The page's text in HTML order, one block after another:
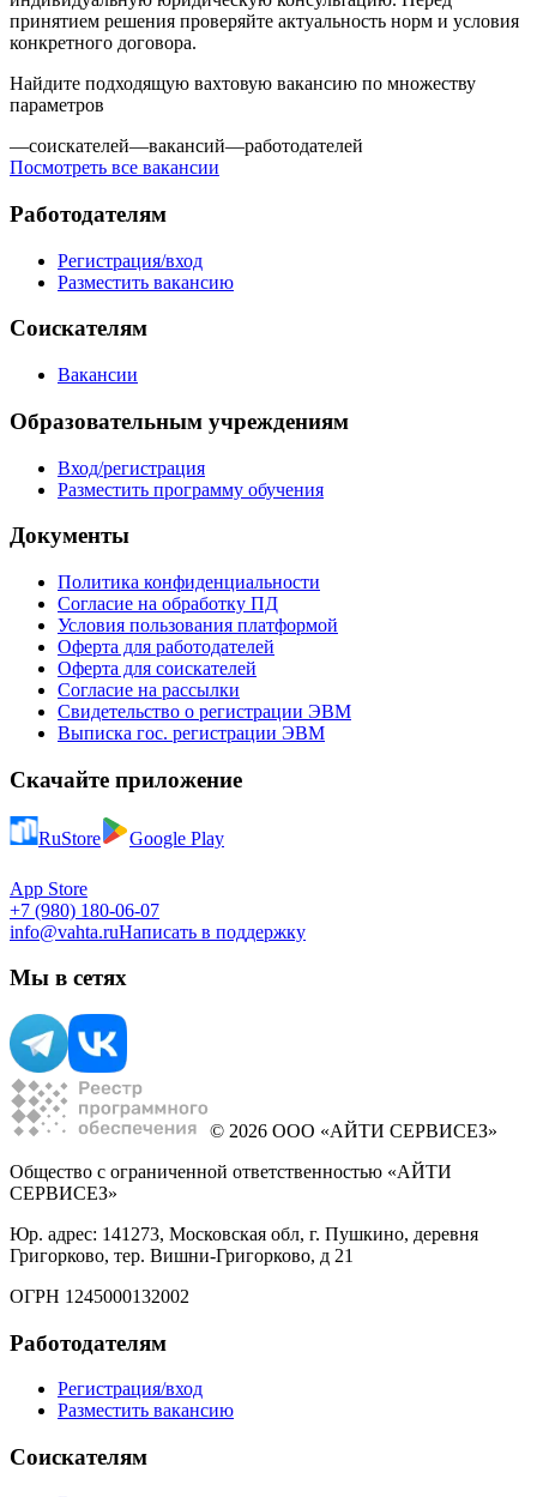
принятием решения проверяйте актуальность норм и условия
конкретного договора.
Найдите подходящую вахтовую вакансию по множеству
параметров
—соискателей—вакансий—работодателей
Посмотреть все вакансии
Работодателям
Регистрация/вход
Разместить вакансию
Соискателям
Вакансии
Образовательным учреждениям
Вход/регистрация
Разместить программу обучения
Документы
Политика конфиденциальности
Согласие на обработку ПД
Условия пользования платформой
Оферта для работодателей
Оферта для соискателей
Согласие на рассылки
Свидетельство о регистрации ЭВМ
Выписка гос. регистрации ЭВМ
Скачайте приложение
RuStore Google Play
App Store
+7 (980) 180-06-07
info@vahta.ruНаписать в поддержку
Мы в сетях
© 2026 ООО «АЙТИ СЕРВИСЕЗ»
Общество с ограниченной ответственностью «АЙТИ
СЕРВИСЕЗ»
Юр. адрес: 141273, Московская обл, г. Пушкино, деревня
Григорково, тер. Вишни-Григорково, д 21
ОГРН 1245000132002
Работодателям
Регистрация/вход
Разместить вакансию
Соискателям